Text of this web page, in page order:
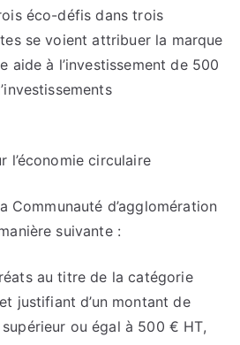
éco-défis dans trois
se voient attribuer la marque
aide à l’investissement de 500
l’économie circulaire
Communauté d’agglomération
suivante :
au titre de la catégorie
justifiant d’un montant de
ou égal à 500 € HT,